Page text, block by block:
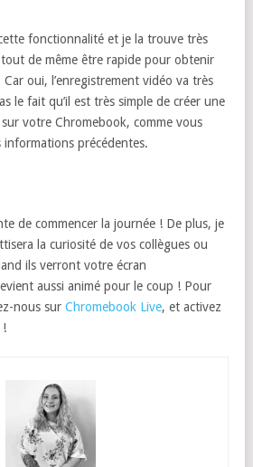
fonctionnalité et je la trouve très
de même être rapide pour obtenir
oui, l’enregistrement vidéo va très
le fait qu’il est très simple de créer une
votre Chromebook, comme vous
précédentes.
de commencer la journée ! De plus, je
la curiosité de vos collègues ou
ils verront votre écran
aussi animé pour le coup ! Pour
nous sur Chromebook Live, et activez
!